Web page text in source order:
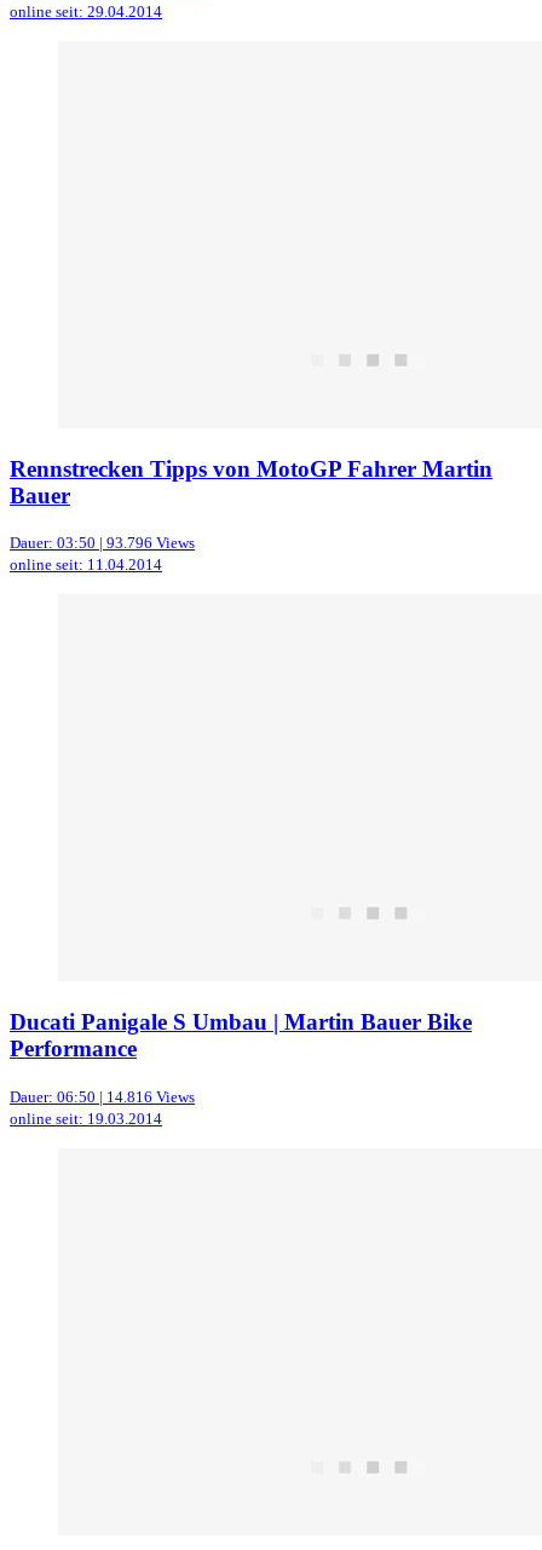
online seit: 29.04.2014
Rennstrecken Tipps von MotoGP Fahrer Martin
Bauer
Dauer: 03:50 | 93.796 Views
online seit: 11.04.2014
Ducati Panigale S Umbau | Martin Bauer Bike
Performance
Dauer: 06:50 | 14.816 Views
online seit: 19.03.2014